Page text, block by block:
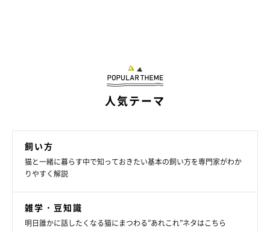
人気テーマ
飼い方
猫と一緒に暮らす中で知っておきたい基本の飼い方を専門家がわか
りやすく解説
雑学・豆知識
明日誰かに話したくなる猫にまつわる”あれこれ”ネタはこちら